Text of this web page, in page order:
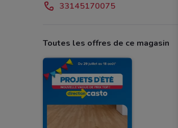
33145170075
Toutes les offres de ce magasin